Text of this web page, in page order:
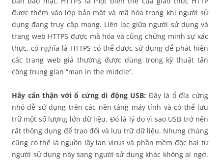
được thêm vào lớp bảo mật và mã hóa trong khi người sử
dụng đang truy cập mạng. Liên lạc giữa người sử dụng và
trang web HTTPS được mã hóa và cũng chứng minh sự xác
thực, có nghĩa là HTTPS có thể được sử dụng để phát hiện
các trang web giả thường được dùng trong kỹ thuật tấn
công trung gian “man in the middle”.
Hãy cẩn thận với ổ cứng di động USB: Đây là ổ đĩa cứng
nhỏ dễ sử dụng trên các nền tảng máy tính và có thể lưu
trữ một số lượng lớn dữ liệu. Đó là lý do vì sao USB trở nên
rất thông dụng để trao đổi và lưu trữ dữ liệu. Nhưng chúng
cũng có thể là nguồn lây lan virus và phần mềm độc hại từ
người sử dụng này sang người sử dụng khác không ai ngờ.